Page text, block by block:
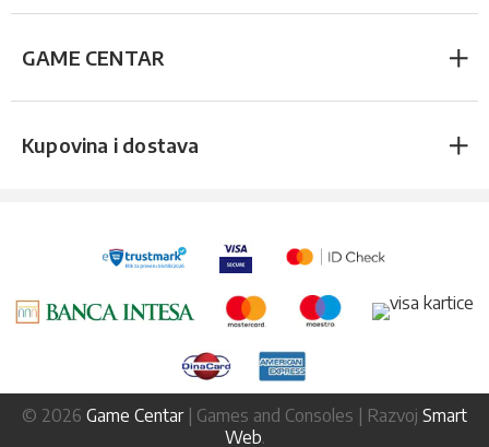
GAME CENTAR
Kupovina i dostava
© 2026 Game Centar| Games and Consoles | Razvoj Smart
Web.